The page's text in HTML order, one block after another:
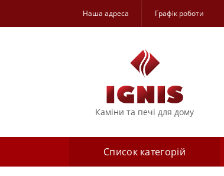
Наша адреса Графік роботи
Каміни та печі для дому
Список категорій